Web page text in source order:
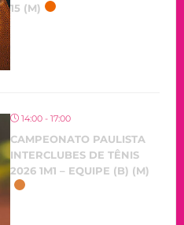
15 (M)
14:00 - 17:00
CAMPEONATO PAULISTA
INTERCLUBES DE TÊNIS
2026 1M1 – EQUIPE (B) (M)